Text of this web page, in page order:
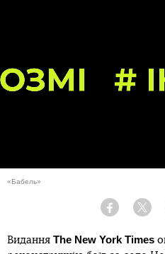
«Бабель»
Facebook
Видання The New York Times